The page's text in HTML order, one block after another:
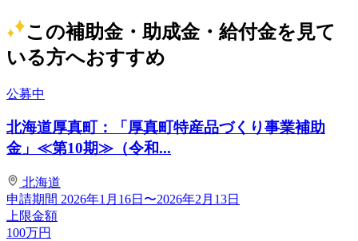
この補助金・助成金・給付金を見て
いる方へおすすめ
公募中
北海道厚真町：「厚真町特産品づくり事業補助
金」≪第10期≫（令和...
北海道
申請期間 2026年1月16日〜2026年2月13日
上限金額
100万円